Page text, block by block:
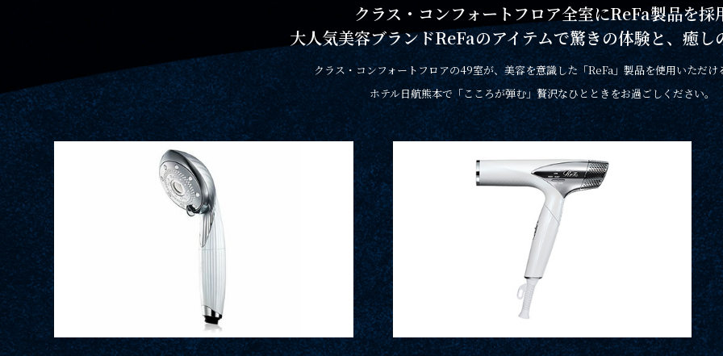
クラス・コンフォートフロア全室にReFa製品を採
大人気美容ブランドReFaのアイテムで驚きの体験と、癒し
クラス・コンフォートフロアの49室が、美容を意識した「ReFa」製品を使用いただけ
ホテル日航熊本で「こころが弾む」贅沢なひとときをお過ごしください。